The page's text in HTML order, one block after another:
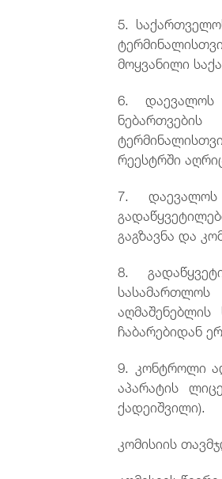
5.
მოყვანილი
6. დაევალოს
რეესტრში
7.
გაგზავნა და
8.
ჩაბარებიდან
9. კონტროლი
აპარატის
ქადეიშვილი).